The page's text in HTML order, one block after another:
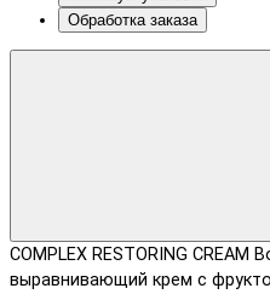
Обработка заказа
COMPLEX RESTORING
выравнивающий крем с